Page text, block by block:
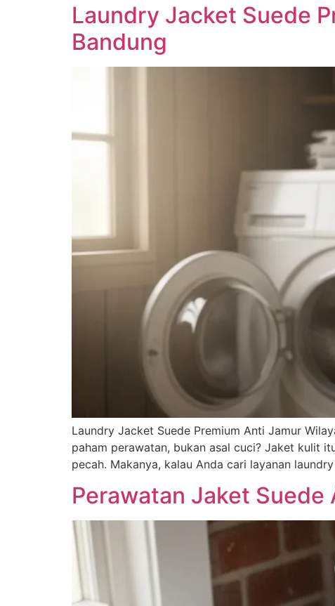
Laundry Jacket Suede
Bandung
Laundry Jacket Suede Premium Anti Jamur
paham perawatan, bukan asal cuci? Jaket kulit
pecah. Makanya, kalau Anda cari layanan
Perawatan Jaket Suede